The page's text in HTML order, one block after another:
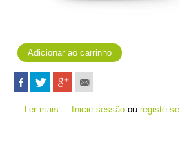
Ler mais acerca de fēnix 6S - Preto
Inicie sessão ouregiste-se